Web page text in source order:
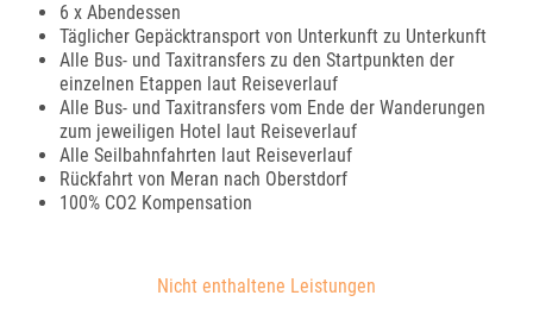
6 x Abendessen
Täglicher Gepäcktransport von Unterkunft zu Unterkunft
Alle Bus- und Taxitransfers zu den Startpunkten der
einzelnen Etappen laut Reiseverlauf
Alle Bus- und Taxitransfers vom Ende der Wanderungen
zum jeweiligen Hotel laut Reiseverlauf
Alle Seilbahnfahrten laut Reiseverlauf
Rückfahrt von Meran nach Oberstdorf
100% CO2 Kompensation
Nicht enthaltene Leistungen